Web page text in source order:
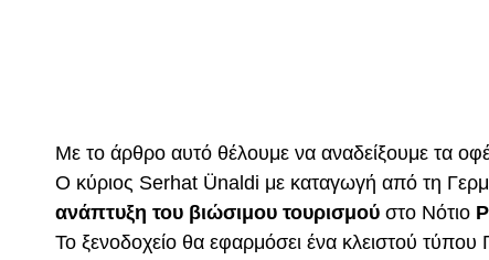
Με το άρθρο αυτό θέλουμε να αναδείξουμε τα
Ο κύριος Serhat Ünaldi με καταγωγή από τη
ανάπτυξη του βιώσιμου τουρισμού στο Νότιο
Το ξενοδοχείο θα εφαρμόσει ένα κλειστού